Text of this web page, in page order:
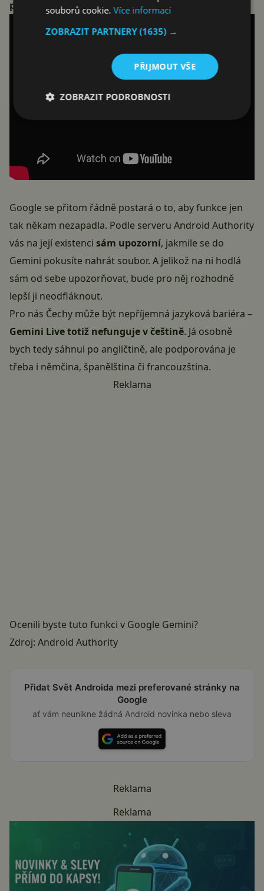
potenciál zpříjemnit a zefektivnit brainstorming.
Google se přitom řádně postará o to, aby funkce jen
tak někam nezapadla. Podle serveru Android Authority
vás na její existenci sám upozorní, jakmile se do
Gemini pokusíte nahrát soubor. A jelikož na ni hodlá
sám od sebe upozorňovat, bude pro něj rozhodně
lepší ji neodfláknout.
Pro nás Čechy může být nepříjemná jazyková bariéra –
Gemini Live totiž nefunguje v češtině. Já osobně
bych tedy sáhnul po angličtině, ale podporována je
třeba i němčina, španělština či francouzština.
Reklama
Ocenili byste tuto funkci v Google Gemini?
Zdroj: Android Authority
Přidat Svět Androida mezi preferované stránky na
Google
ať vám neunikne žádná Android novinka nebo sleva
Reklama
Reklama
souborů cookie.Více informací
ZOBRAZIT PARTNERY(1635) →
PŘIJMOUT VŠE
ZOBRAZIT PODROBNOSTI